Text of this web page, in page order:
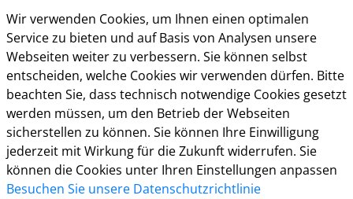
Cookie-Richtlinie
Barrierefreiheit
Kontakt
Homepage der Stadt Leverkusen
Wir verwenden Cookies, um Ihnen einen optimalen
Service zu bieten und auf Basis von Analysen unsere
Webseiten weiter zu verbessern. Sie können selbst
entscheiden, welche Cookies wir verwenden dürfen. Bitte
beachten Sie, dass technisch notwendige Cookies gesetzt
werden müssen, um den Betrieb der Webseiten
sicherstellen zu können. Sie können Ihre Einwilligung
jederzeit mit Wirkung für die Zukunft widerrufen. Sie
können die Cookies unter Ihren Einstellungen anpassen
Besuchen Sie unsere Datenschutzrichtlinie